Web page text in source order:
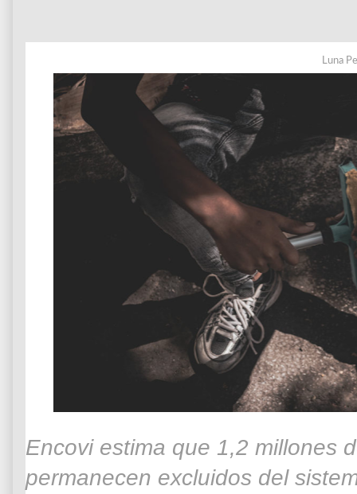
Luna
Encovi estima que 1,2 millones
permanecen excluidos del